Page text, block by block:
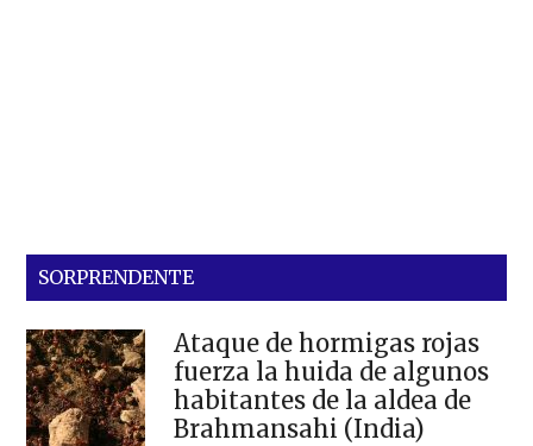
SORPRENDENTE
Ataque de hormigas rojas
fuerza la huida de algunos
habitantes de la aldea de
Brahmansahi (India)